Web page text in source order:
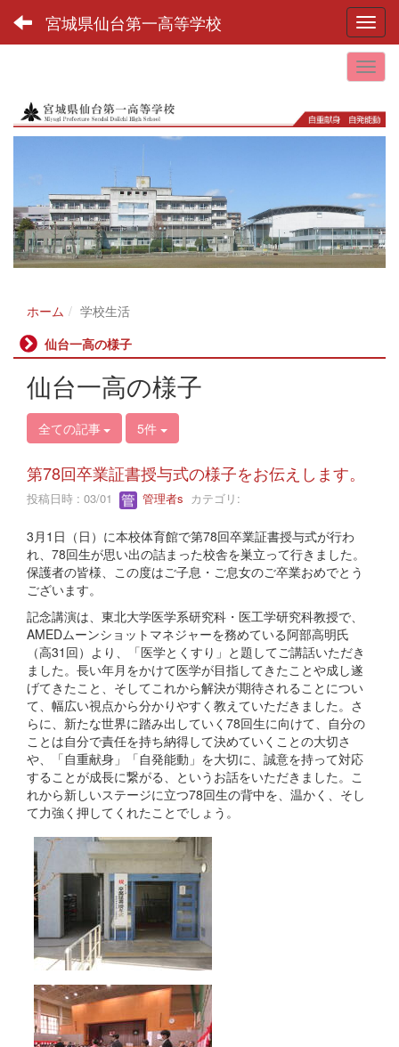
宮城県仙台第一高等学校
ホーム
学校生活
仙台一高の様子
仙台一高の様子
全ての記事 5件
第78回卒業証書授与式の様子をお伝えします。
投稿日時 : 03/01 管理者s カテゴリ:
3月1日（日）に本校体育館で第78回卒業証書授与式が行わ
れ、78回生が思い出の詰まった校舎を巣立って行きました。
保護者の皆様、この度はご子息・ご息女のご卒業おめでとう
ございます。
記念講演は、東北大学医学系研究科・医工学研究科教授で、
AMEDムーンショットマネジャーを務めている阿部高明氏
（高31回）より、「医学とくすり」と題してご講話いただき
ました。長い年月をかけて医学が目指してきたことや成し遂
げてきたこと、そしてこれから解決が期待されることについ
て、幅広い視点から分かりやすく教えていただきました。さ
らに、新たな世界に踏み出していく78回生に向けて、自分の
ことは自分で責任を持ち納得して決めていくことの大切さ
や、「自重献身」「自発能動」を大切に、誠意を持って対応
することが成長に繋がる、というお話をいただきました。こ
れから新しいステージに立つ78回生の背中を、温かく、そし
て力強く押してくれたことでしょう。